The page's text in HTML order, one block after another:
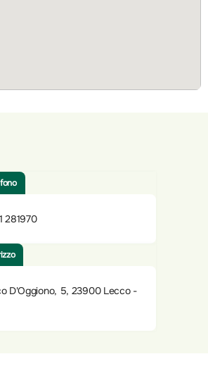
281970
D'Oggiono, 5, 23900 Lecco -